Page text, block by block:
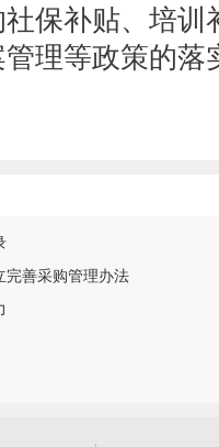
保补贴、培训
理等政策的落
完善采购管理办法